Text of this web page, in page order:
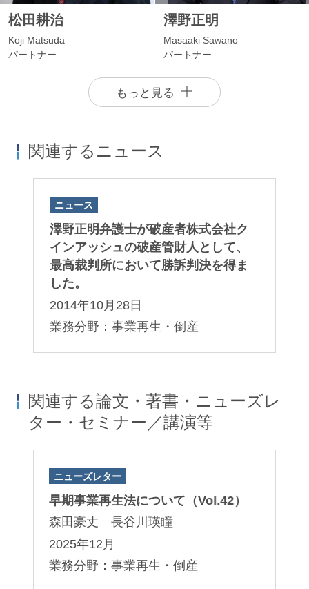
松田耕治
Koji Matsuda
パートナー
澤野正明
Masaaki Sawano
パートナー
井手慶祐
Keisuke Ide
パートナー
田汲幸弘
Yukihiro Takumi
朝田規与至
Kiyoshi Asada
パートナー
Yoshikazu Suzuki
パートナー
もっと見る
関連するニュース
ニュース
澤野正明弁護士が破産者株式会社ク
インアッシュの破産管財人として、
最高裁判所において勝訴判決を得ま
した。
2014年10月28日
業務分野：事業再生・倒産
関連する論文・著書・ニューズレ
ター・セミナー／講演等
ニューズレター
早期事業再生法について（Vol.42）
森田豪丈 長谷川瑛瞳
2025年12月
業務分野：事業再生・倒産